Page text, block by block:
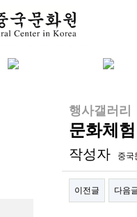
행사갤러리
문화체
작성자 중국
이전글 다음